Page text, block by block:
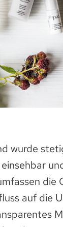
wurde
die
auf die